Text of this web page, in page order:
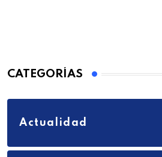
CATEGORÍAS
Actualidad